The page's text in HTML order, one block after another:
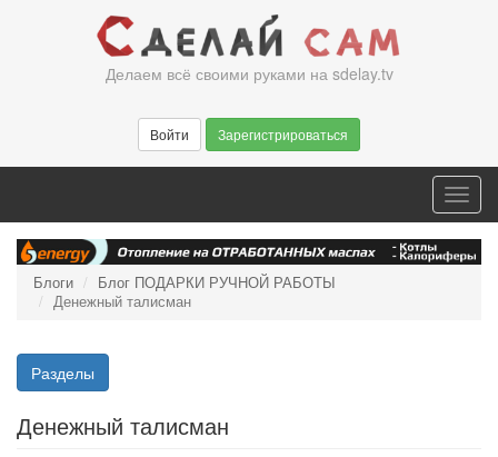
Делаем всё своими руками на sdelay.tv
Войти Зарегистрироваться
Блоги
Блог ПОДАРКИ РУЧНОЙ РАБОТЫ
Денежный талисман
Разделы
Денежный талисман